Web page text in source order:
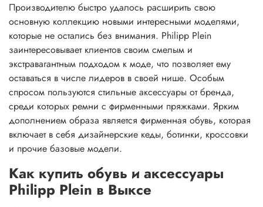
Производителю быстро удалось расширить свою
основную коллекцию новыми интересными моделями,
которые не остались без внимания. Philipp Plein
заинтересовывает клиентов своим смелым и
экстравагантным подходом к моде, что позволяет ему
оставаться в числе лидеров в своей нише. Особым
спросом пользуются стильные аксессуары от бренда,
среди которых ремни с фирменными пряжками. Ярким
дополнением образа является фирменная обувь, которая
включает в себя дизайнерские кеды, ботинки, кроссовки
и прочие базовые модели.
Как купить обувь и аксессуары
Philipp Plein в Выксе